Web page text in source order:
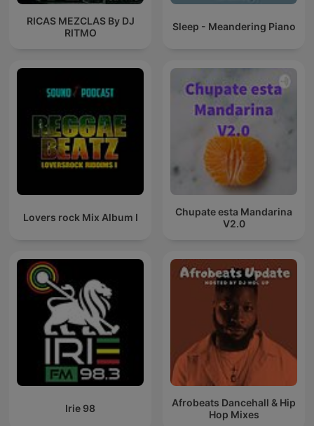
RICAS MEZCLAS By DJ
RITMO
Sleep - Meandering Piano
Lovers rock Mix Album I
Chupate esta Mandarina
V2.0
Irie 98
Afrobeats Dancehall & Hip
Hop Mixes